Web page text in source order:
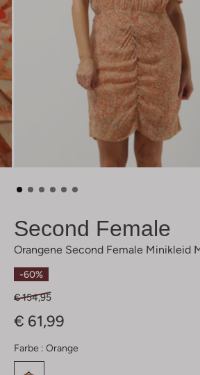
Second Female
Orangene Second Female Minikleid
-60%
€ 154,95
€ 61,99
Farbe : Orange